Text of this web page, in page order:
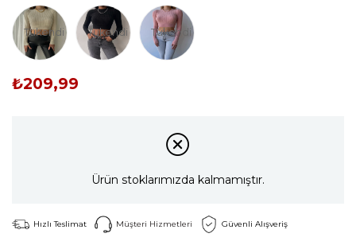
Tükendi Tükendi Tükendi
₺209,99
Ürün stoklarımızda kalmamıştır.
Hızlı Teslimat Müşteri Hizmetleri Güvenli Alışveriş